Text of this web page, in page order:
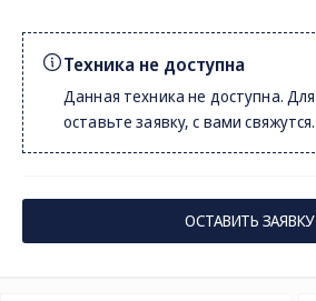
8 (800)
Звонок
Техника не доступна
Данная техника не доступна.
оставьте заявку, с вами свяжутся.
ОСТАВИТЬ ЗАЯВКУ